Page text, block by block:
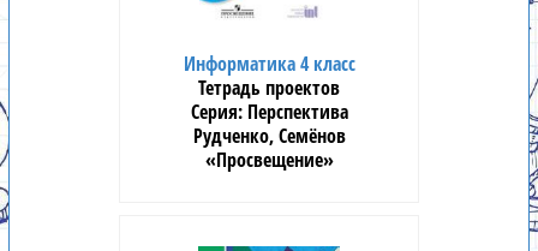
Информатика 4 класс
Тетрадь проектов
Перспектива
Рудченко, Семёнов
«Просвещение»